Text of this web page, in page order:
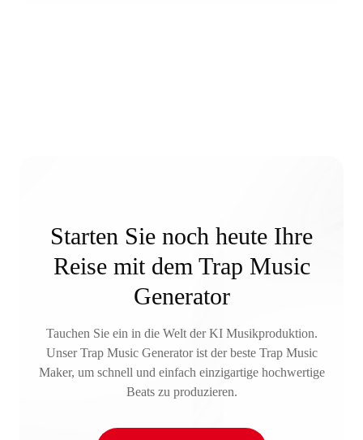
Starten Sie noch heute Ihre
Reise mit dem Trap Music
Generator
Tauchen Sie ein in die Welt der KI Musikproduktion.
Unser Trap Music Generator ist der beste Trap Music
Maker, um schnell und einfach einzigartige hochwertige
Beats zu produzieren.